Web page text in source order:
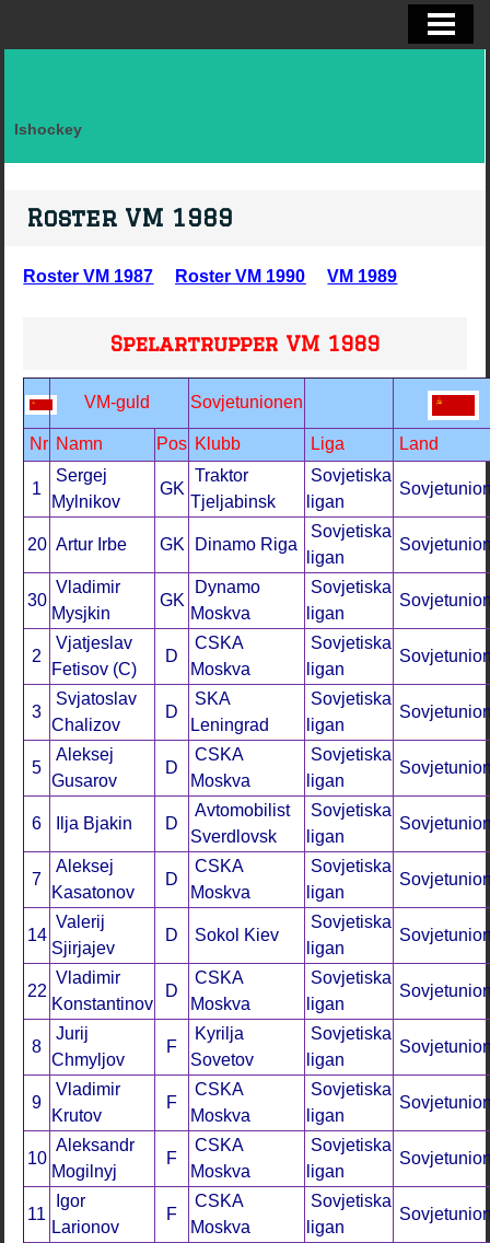
BRYNÄS IF DAM
KONTAKTA
Ishockey
Roster VM 1989
Roster VM 1987 Roster VM 1990 VM 1989
Spelartrupper VM 1989
VM-guld Sovjetunionen
Nr Namn Pos Klubb Liga Land
1
Sergej
Mylnikov
GK
Traktor
Tjeljabinsk
Sovjetiska
ligan
20 Artur Irbe GK Dinamo Riga
Sovjetiska
ligan
30
Vladimir
Mysjkin
GK
Dynamo
Moskva
Sovjetiska
ligan
2
Vjatjeslav
Fetisov (C)
D
CSKA
Moskva
Sovjetiska
ligan
3
Svjatoslav
Chalizov
D
SKA
Leningrad
Sovjetiska
ligan
5
Aleksej
Gusarov
D
CSKA
Moskva
Sovjetiska
ligan
6 Ilja Bjakin D
Avtomobilist
Sverdlovsk
Sovjetiska
ligan
7
Aleksej
Kasatonov
D
CSKA
Moskva
Sovjetiska
ligan
14
Valerij
Sjirjajev
D Sokol Kiev
Sovjetiska
ligan
22
Vladimir
Konstantinov
D
CSKA
Moskva
Sovjetiska
ligan
8
Jurij
Chmyljov
F
Kyrilja
Sovetov
Sovjetiska
ligan
9
Vladimir
Krutov
F
CSKA
Moskva
Sovjetiska
ligan
10
Aleksandr
Mogilnyj
F
CSKA
Moskva
Sovjetiska
ligan
11
Igor
Larionov
F
CSKA
Moskva
Sovjetiska
ligan